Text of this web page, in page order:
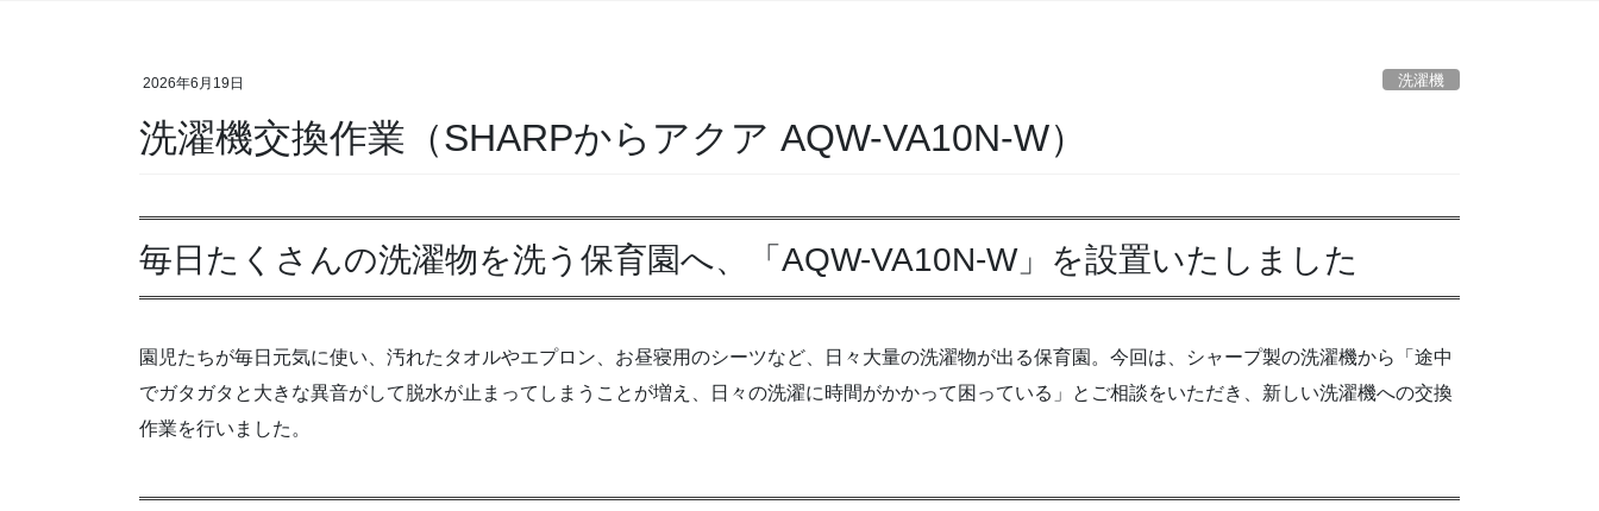
2026年6月19日 洗濯機
洗濯機交換作業（SHARPからアクア AQW-VA10N-W）
毎日たくさんの洗濯物を洗う保育園へ、「AQW-VA10N-W」を設置いたしました
園児たちが毎日元気に使い、汚れたタオルやエプロン、お昼寝用のシーツなど、日々大量の洗濯物が出る保育園。今回は、シャープ製の洗濯機から「途中
でガタガタと大きな異音がして脱水が止まってしまうことが増え、日々の洗濯に時間がかかって困っている」とご相談をいただき、新しい洗濯機への交換
作業を行いました。